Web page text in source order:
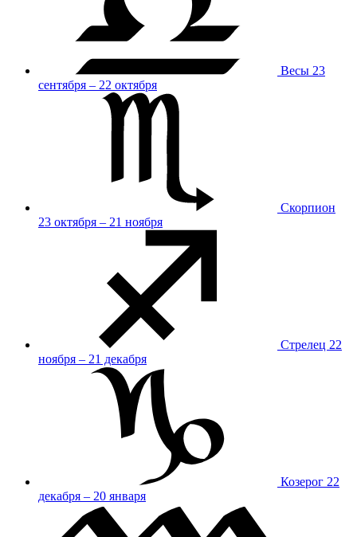
Весы 23
сентября – 22 октября
Скорпион
23 октября – 21 ноября
Стрелец 22
ноября – 21 декабря
Козерог 22
декабря – 20 января